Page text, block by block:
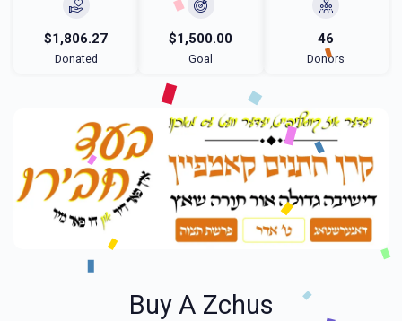
$1,806.27
Donated
$1,500.00
Goal
46
Donors
Buy A Zchus